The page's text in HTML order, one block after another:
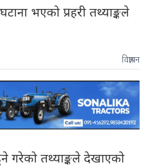
भएको प्रहरी तथ्याङ्कले
विज्ञापन
गरेको तथ्याङ्कले देखाएको